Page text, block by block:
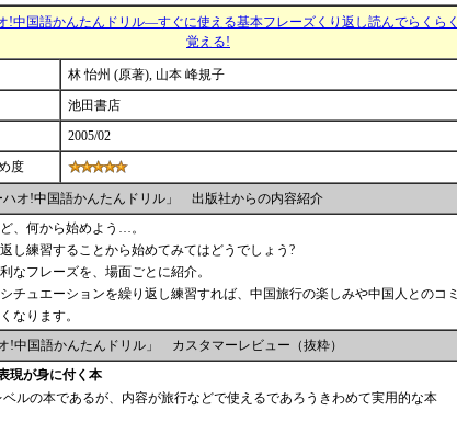
!中国語かんたんドリル―すぐに使える基本フレーズくり返し読んでらくらく
覚える!
林 怡州 (原著), 山本 峰規子
池田書店
2005/02
度
ハオ!中国語かんたんドリル」 出版社からの内容紹介
、何から始めよう…。
し練習することから始めてみてはどうでしょう?
なフレーズを、場面ごとに紹介。
チュエーションを繰り返し練習すれば、中国旅行の楽しみや中国人とのコミ
なります。
オ!中国語かんたんドリル」 カスタマーレビュー（抜粋）
現が身に付く本
ルの本であるが、内容が旅行などで使えるであろうきわめて実用的な本